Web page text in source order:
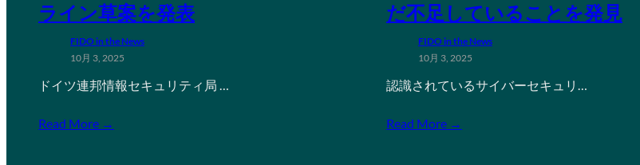
ライン草案を発表
FIDO in the News
10月 3, 2025
ドイツ連邦情報セキュリティ局 …
Read More →
だ不足していることを発見
FIDO in the News
10月 3, 2025
認識されているサイバーセキュリ…
Read More →